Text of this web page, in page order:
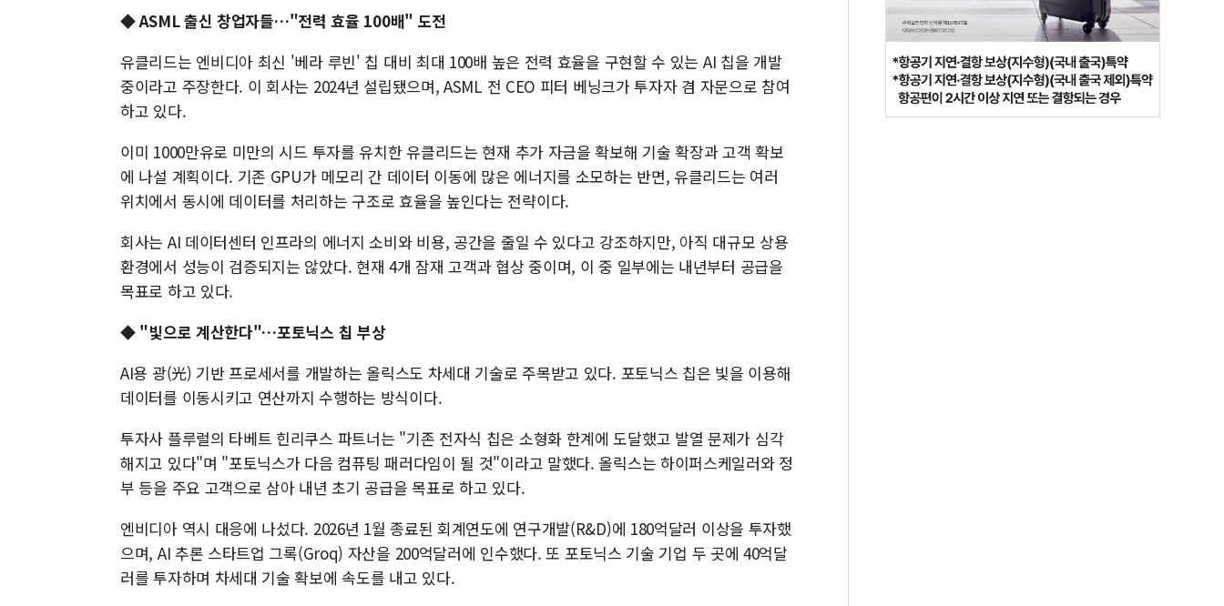
◆ASML 출신 창업자들…"전력 효율 100배" 도전
유클리드는 엔비디아 최신 '베라 루빈' 칩 대비 최대 100배 높은 전력 효율을 구현할 수 있는 AI 칩을 개발
중이라고 주장한다. 이 회사는 2024년 설립됐으며, ASML 전 CEO 피터 베닝크가 투자자 겸 자문으로 참여
하고 있다.
이미 1000만유로 미만의 시드 투자를 유치한 유클리드는 현재 추가 자금을 확보해 기술 확장과 고객 확보
에 나설 계획이다. 기존 GPU가 메모리 간 데이터 이동에 많은 에너지를 소모하는 반면, 유클리드는 여러
위치에서 동시에 데이터를 처리하는 구조로 효율을 높인다는 전략이다.
회사는 AI 데이터센터 인프라의 에너지 소비와 비용, 공간을 줄일 수 있다고 강조하지만, 아직 대규모 상용
환경에서 성능이 검증되지는 않았다. 현재 4개 잠재 고객과 협상 중이며, 이 중 일부에는 내년부터 공급을
목표로 하고 있다.
◆ "빛으로 계산한다"…포토닉스 칩 부상
AI용 광(光) 기반 프로세서를 개발하는 올릭스도 차세대 기술로 주목받고 있다. 포토닉스 칩은 빛을 이용해
데이터를 이동시키고 연산까지 수행하는 방식이다.
투자사 플루럴의 타베트 힌리쿠스 파트너는 "기존 전자식 칩은 소형화 한계에 도달했고 발열 문제가 심각
해지고 있다"며 "포토닉스가 다음 컴퓨팅 패러다임이 될 것"이라고 말했다. 올릭스는 하이퍼스케일러와 정
부 등을 주요 고객으로 삼아 내년 초기 공급을 목표로 하고 있다.
엔비디아 역시 대응에 나섰다. 2026년 1월 종료된 회계연도에 연구개발(R&D)에 180억달러 이상을 투자했
으며, AI 추론 스타트업 그록(Groq) 자산을 200억달러에 인수했다. 또 포토닉스 기술 기업 두 곳에 40억달
러를 투자하며 차세대 기술 확보에 속도를 내고 있다.